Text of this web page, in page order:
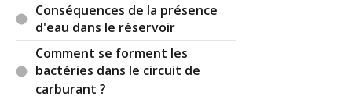
Conséquences de la présence
d'eau dans le réservoir
Comment se forment les
bactéries dans le circuit de
carburant ?